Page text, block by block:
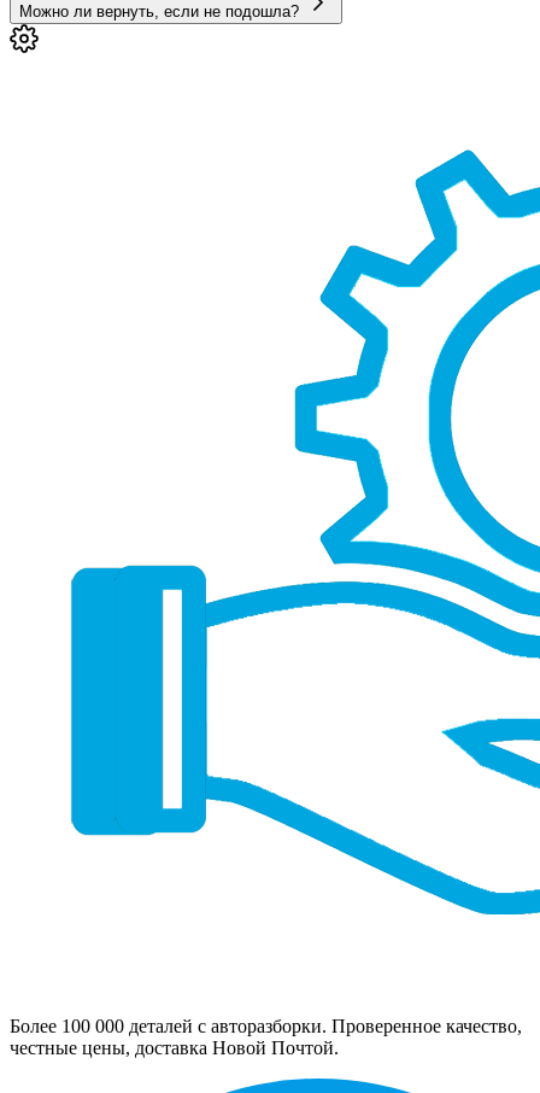
Можно ли вернуть, если не подошла?
Более 100 000 деталей с авторазборки. Проверенное качество,
честные цены, доставка Новой Почтой.